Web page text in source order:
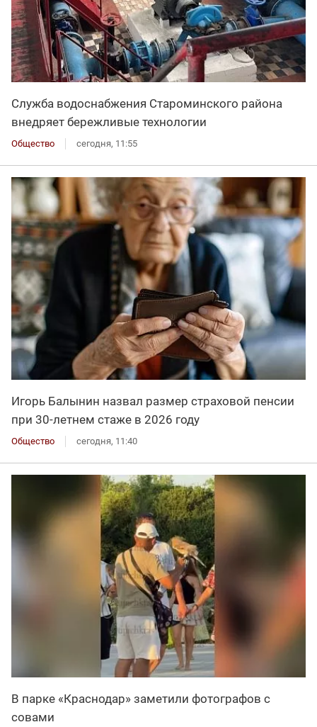
Служба водоснабжения Староминского района
внедряет бережливые технологии
Общество сегодня, 11:55
Игорь Балынин назвал размер страховой пенсии
при 30-летнем стаже в 2026 году
Общество сегодня, 11:40
В парке «Краснодар» заметили фотографов с
совами